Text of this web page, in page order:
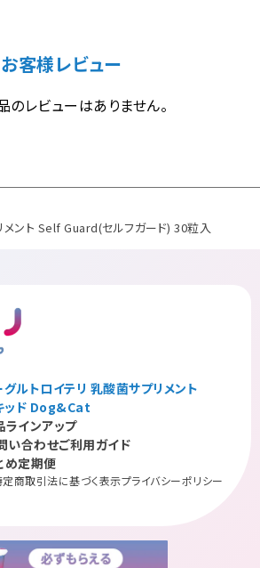
お客様レビュー
のレビューはありません。
メント Self Guard(セルフガード) 30粒入
ルトロイテリ 乳酸菌サプリメント
ッド Dog&Cat
ラインアップ
い合わせご利用ガイド
め定期便
定商取引法に基づく表示プライバシーポリシー